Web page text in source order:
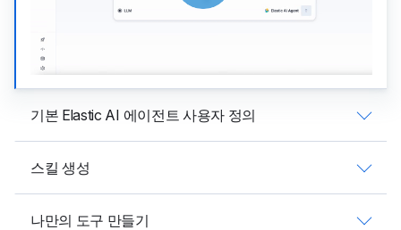
기본 Elastic AI 에이전트 사용자 정의
스킬 생성
나만의 도구 만들기